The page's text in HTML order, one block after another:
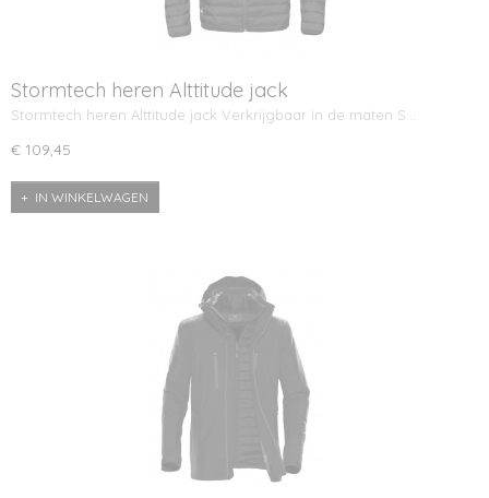
Stormtech heren Alttitude jack
Stormtech heren Alttitude jack Verkrijgbaar in de maten S…
€ 109,45
IN WINKELWAGEN